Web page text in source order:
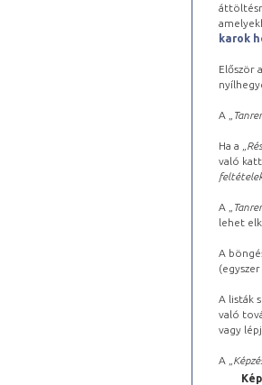
karok
Először
A „
Ha a „
való
A „
lehet
A
A listák
való
vagy
A „